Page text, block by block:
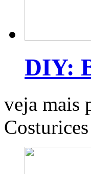
DIY:
veja mais
Costurices